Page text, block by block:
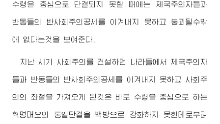
수령 을 중심으로 단결되지 못할 때에는 제국주의자들과
반동들의 반사회주의공세를 이겨내지 못하고 붕괴될수밖
에 없다는것을 보여준다.
지난 시기 사회주의를 건설하던 나라들에서 제국주의자
들과 반동들의 반사회주의공세를 이겨내지 못하고 사회주
의의 좌절을 가져오게 된것은 바로 수령 을 중심으로 하는
혁명대오의 통일단결을 백방으로 강화하지 못한데로부터